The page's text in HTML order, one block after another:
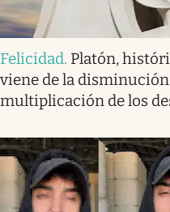
Felicidad. Platón,
viene de la
multiplicación de los